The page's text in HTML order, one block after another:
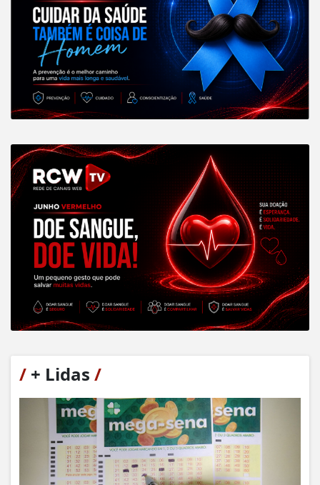
/ + Lidas /